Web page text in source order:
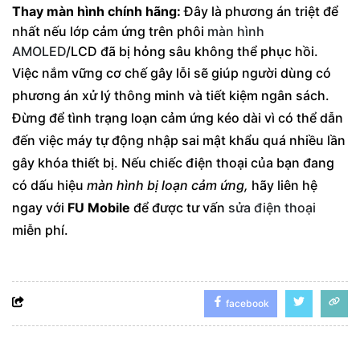
Thay màn hình chính hãng: Đây là phương án triệt để
nhất nếu lớp cảm ứng trên phôi màn hình
AMOLED/LCD đã bị hỏng sâu không thể phục hồi.
Việc nắm vững cơ chế gây lỗi sẽ giúp người dùng có
phương án xử lý thông minh và tiết kiệm ngân sách.
Đừng để tình trạng loạn cảm ứng kéo dài vì có thể dẫn
đến việc máy tự động nhập sai mật khẩu quá nhiều lần
gây khóa thiết bị. Nếu chiếc điện thoại của bạn đang
có dấu hiệu màn hình bị loạn cảm ứng, hãy liên hệ
ngay với FU Mobile để được tư vấn sửa điện thoại
miễn phí.
facebook